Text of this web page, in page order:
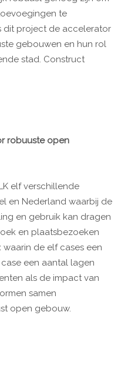
te
dit project de accelerator
gebouwen en hun rol
stad. Construct
robuuste open
elf verschillende
en Nederland waarbij de
en gebruik kan dragen
en plaatsbezoeken
de elf cases een
een aantal lagen
als de impact van
samen
open gebouw.